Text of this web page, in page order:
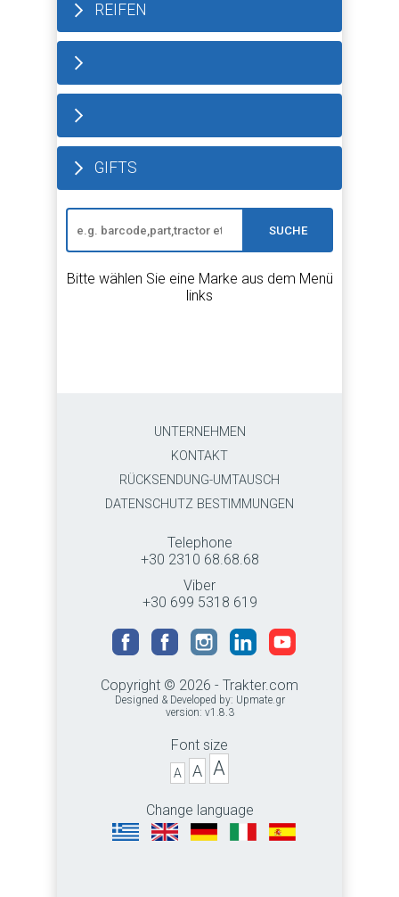
REIFEN
GIFTS
SUCHE
Bitte wählen Sie eine Marke aus dem Menü
links
UNTERNEHMEN
KONTAKT
RÜCKSENDUNG-UMTAUSCH
DATENSCHUTZ BESTIMMUNGEN
Telephone
+30 2310 68.68.68
Viber
+30 699 5318 619
Copyright © 2026 - Trakter.com
Designed & Developed by: Upmate.gr
version: v1.8.3
Font size
A A A
Change language